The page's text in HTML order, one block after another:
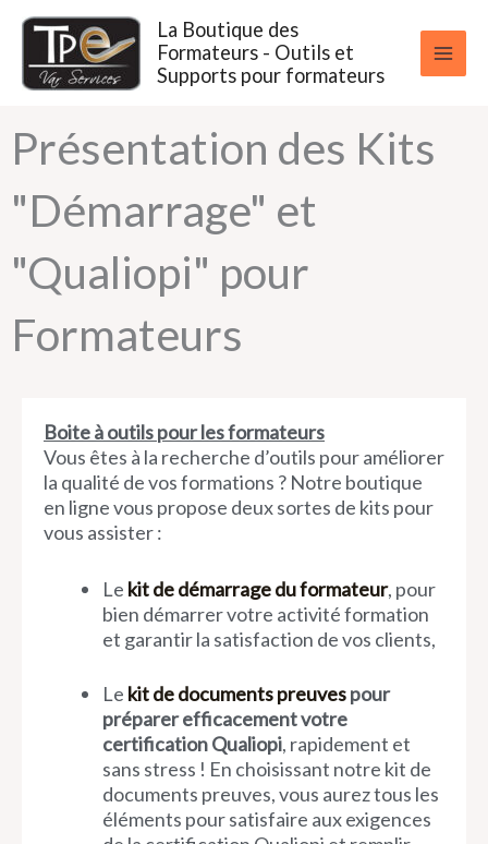
contenu
La Boutique des
Formateurs - Outils et
Supports pour formateurs
Présentation des Kits
"Démarrage" et
"Qualiopi" pour
Formateurs
Boite à outils pour les formateurs
Vous êtes à la recherche d’outils pour améliorer
la qualité de vos formations ? Notre boutique
en ligne vous propose deux sortes de kits pour
vous assister :
Le kit de démarrage du formateur, pour
bien démarrer votre activité formation
et garantir la satisfaction de vos clients,
Le kit de documents preuvespour
préparer efficacement votre
certification Qualiopi, rapidement et
sans stress ! En choisissant notre kit de
documents preuves, vous aurez tous les
éléments pour satisfaire aux exigences